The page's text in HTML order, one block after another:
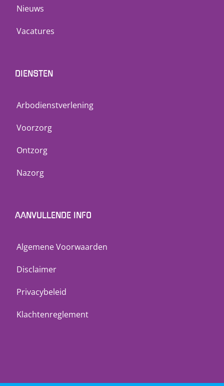
Nieuws
Vacatures
DIENSTEN
Arbodienstverlening
Voorzorg
Ontzorg
Nazorg
AANVULLENDE INFO
Algemene Voorwaarden
Disclaimer
Privacybeleid
Klachtenreglement